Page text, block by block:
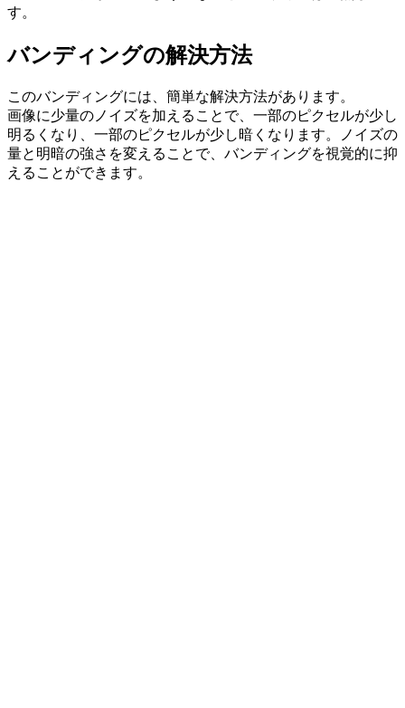
す。
バンディングの解決方法
このバンディングには、簡単な解決方法があります。
画像に少量のノイズを加えることで、一部のピクセルが少し
明るくなり、一部のピクセルが少し暗くなります。ノイズの
量と明暗の強さを変えることで、バンディングを視覚的に抑
えることができます。